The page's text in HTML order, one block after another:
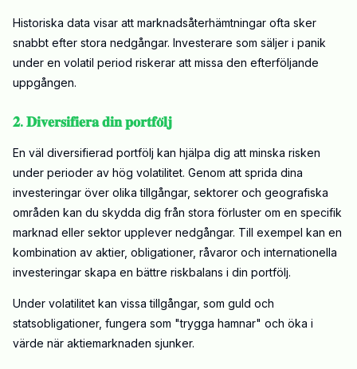
Historiska data visar att marknadsåterhämtningar ofta sker
snabbt efter stora nedgångar. Investerare som säljer i panik
under en volatil period riskerar att missa den efterföljande
uppgången.
𝟐. 𝐃𝐢𝐯𝐞𝐫𝐬𝐢𝐟𝐢𝐞𝐫𝐚 𝐝𝐢𝐧 𝐩𝐨𝐫𝐭𝐟𝐨̈𝐥𝐣
En väl diversifierad portfölj kan hjälpa dig att minska risken
under perioder av hög volatilitet. Genom att sprida dina
investeringar över olika tillgångar, sektorer och geografiska
områden kan du skydda dig från stora förluster om en specifik
marknad eller sektor upplever nedgångar. Till exempel kan en
kombination av aktier, obligationer, råvaror och internationella
investeringar skapa en bättre riskbalans i din portfölj.
Under volatilitet kan vissa tillgångar, som guld och
statsobligationer, fungera som "trygga hamnar" och öka i
värde när aktiemarknaden sjunker.